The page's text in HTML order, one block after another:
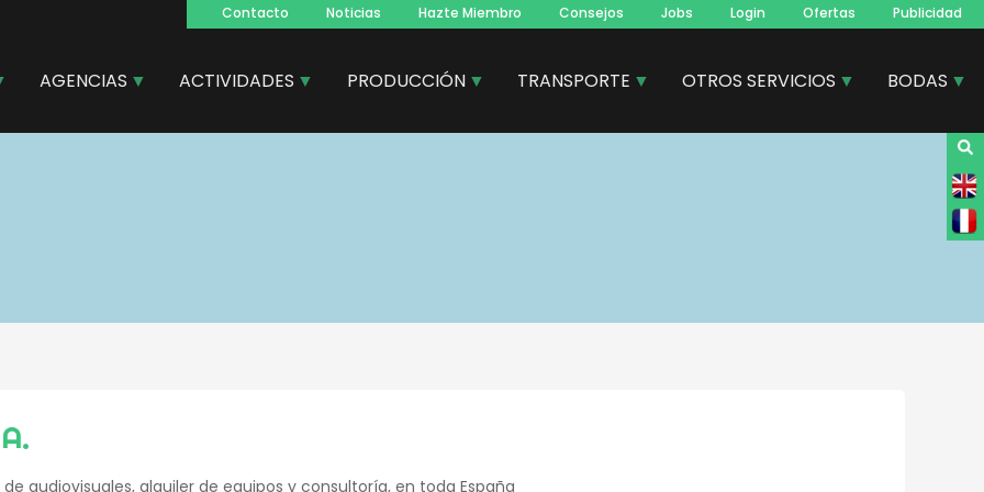
Navegacion
principal
Contacto Noticias Hazte Miembro Consejos Jobs Login Ofertas Publicidad
AGENCIAS ACTIVIDADES PRODUCCIÓN TRANSPORTE OTROS SERVICIOS BODAS
audiovisuales, alquiler de equipos y consultoría, en toda España